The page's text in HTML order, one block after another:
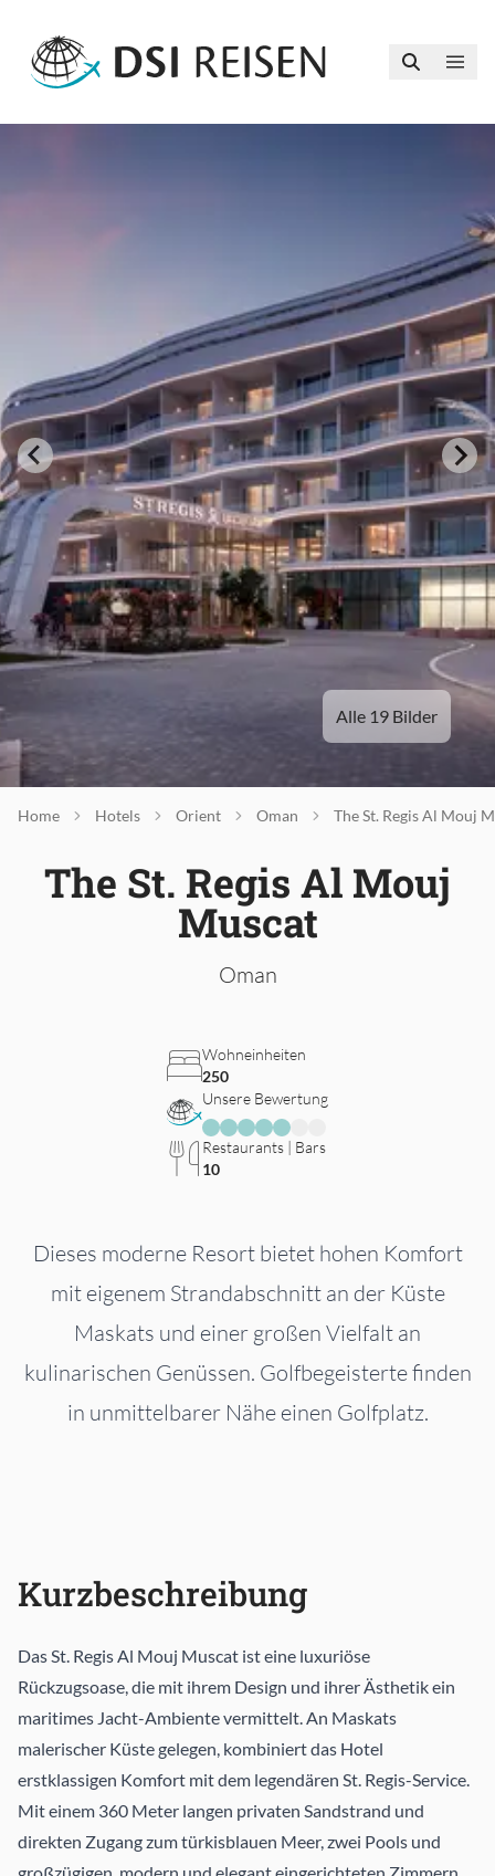
Alle 19 Bilder
Home Hotels Orient Oman The St. Regis Al Mouj
The St. Regis Al Mouj
Muscat
Oman
Wohneinheiten
250
Unsere Bewertung
Restaurants | Bars
10
Dieses moderne Resort bietet hohen Komfort
mit eigenem Strandabschnitt an der Küste
Maskats und einer großen Vielfalt an
kulinarischen Genüssen. Golfbegeisterte finden
in unmittelbarer Nähe einen Golfplatz.
Kurzbeschreibung
Das St. Regis Al Mouj Muscat ist eine luxuriöse
Rückzugsoase, die mit ihrem Design und ihrer Ästhetik ein
maritimes Jacht-Ambiente vermittelt. An Maskats
malerischer Küste gelegen, kombiniert das Hotel
erstklassigen Komfort mit dem legendären St. Regis-Service.
Mit einem 360 Meter langen privaten Sandstrand und
direkten Zugang zum türkisblauen Meer, zwei Pools und